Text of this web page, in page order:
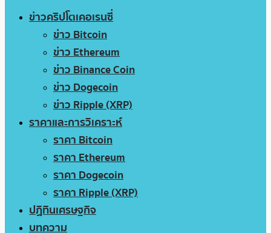
ข่าวคริปโตเคอเรนซี่
ข่าว Bitcoin
ข่าว Ethereum
ข่าว Binance Coin
ข่าว Dogecoin
ข่าว Ripple (XRP)
ราคาและการวิเคราะห์
ราคา Bitcoin
ราคา Ethereum
ราคา Dogecoin
ราคา Ripple (XRP)
ปฏิทินเศรษฐกิจ
บทความ